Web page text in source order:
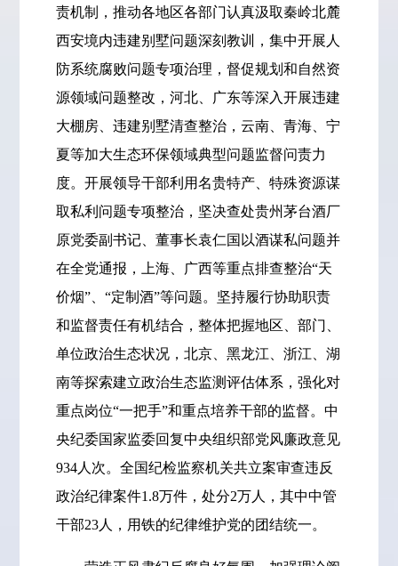
责机制，推动各地区各部门认真汲取秦岭北麓
西安境内违建别墅问题深刻教训，集中开展人
防系统腐败问题专项治理，督促规划和自然资
源领域问题整改，河北、广东等深入开展违建
大棚房、违建别墅清查整治，云南、青海、宁
夏等加大生态环保领域典型问题监督问责力
度。开展领导干部利用名贵特产、特殊资源谋
取私利问题专项整治，坚决查处贵州茅台酒厂
原党委副书记、董事长袁仁国以酒谋私问题并
在全党通报，上海、广西等重点排查整治“天
价烟”、“定制酒”等问题。坚持履行协助职责
和监督责任有机结合，整体把握地区、部门、
单位政治生态状况，北京、黑龙江、浙江、湖
南等探索建立政治生态监测评估体系，强化对
重点岗位“一把手”和重点培养干部的监督。中
央纪委国家监委回复中央组织部党风廉政意见
934人次。全国纪检监察机关共立案审查违反
政治纪律案件1.8万件，处分2万人，其中中管
干部23人，用铁的纪律维护党的团结统一。